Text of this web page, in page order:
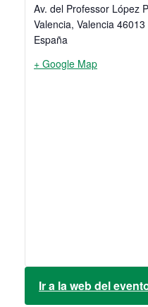
Av. del Professor López
Valencia, Valencia 46013
España
+ Google Map
Ir a la web del